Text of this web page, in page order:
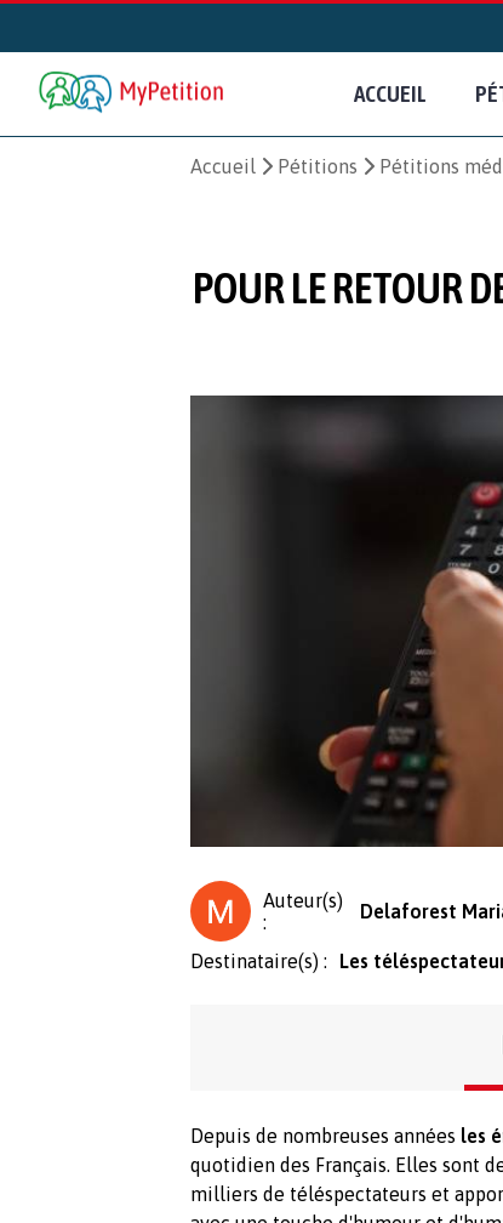
ACCUEIL
Accueil Pétitions Pétitions
POUR LE RETOUR
Auteur(s)
:
Delaforest
Destinataire(s) : Les
Depuis de nombreuses années les
quotidien des Français. Elles sont
milliers de téléspectateurs et